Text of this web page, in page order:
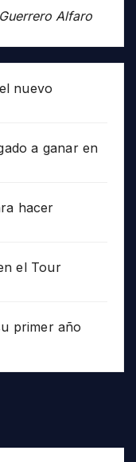
Alfaro
nuevo
a ganar en
hacer
el Tour
primer año